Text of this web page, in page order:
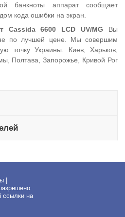
банкноты аппарат сообщает
кода ошибки на экран.
Cassida 6600 LCD UV/MG Вы
по лучшей цене. Мы совершим
точку Украины: Киев, Харьков,
Полтава, Запорожье, Кривой Рог
|
ссылки на